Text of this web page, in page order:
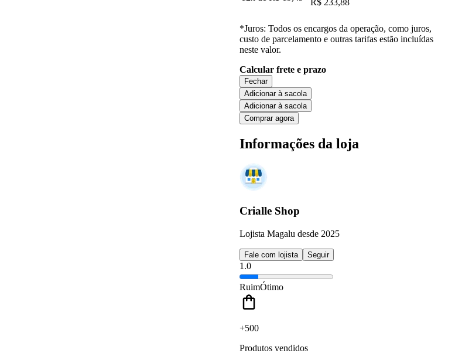
*Juros: Todos os encargos da operação, como juros,
custo de parcelamento e outras tarifas estão incluídas
neste valor.
Calcular frete e prazo
Fechar
Adicionar à sacola
Adicionar à sacola
Comprar agora
Informações da loja
Crialle Shop
Lojista Magalu desde 2025
Fale com lojista Seguir
1.0
RuimÓtimo
+500
Produtos vendidos